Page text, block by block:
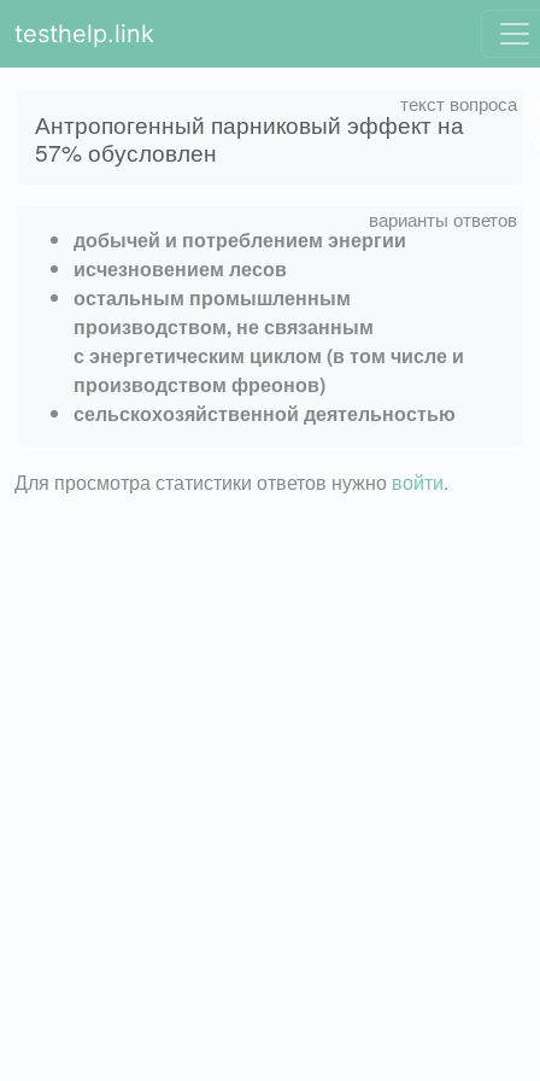
testhelp.link
Антропогенный парниковый эффект на
57% обусловлен
добычей и потреблением энергии
исчезновением лесов
остальным промышленным
производством, не связанным
с энергетическим циклом (в том числе и
производством фреонов)
сельскохозяйственной деятельностью
Для просмотра статистики ответов нужно войти.